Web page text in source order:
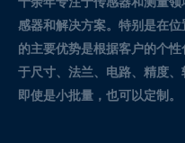
感器和解决方案。 特别是在位
的主要优势是根据客户的个
于尺寸、法兰、电路、精度
即使是小批量，也可以定制。